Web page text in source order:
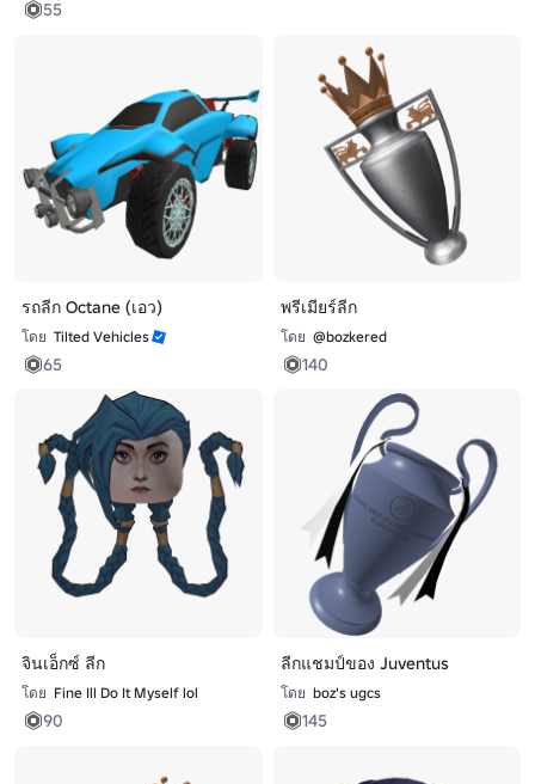
55
รถลีก Octane (เอว)
โดย Tilted Vehicles
65
พรีเมียร์ลีก
โดย @bozkered
140
จินเอ็กซ์ ลีก
โดย Fine Ill Do It Myself lol
90
ลีกแชมป์ของ Juventus
โดย boz's ugcs
145